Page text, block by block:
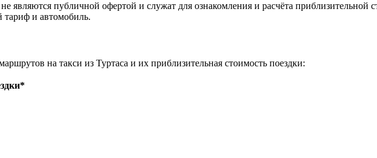
являются публичной офертой и служат для ознакомления и расчёта
и автомобиль.
на такси из Туртаса и их приблизительная стоимость поездки: